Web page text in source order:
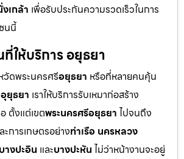
เกล้า เพื่อรับประกันความรวดเร็วในการ
นนี้
ให้บริการ อยุธยา
วัดพระนครศรีอยุธยา หรือที่หลายคนคุ้น
อุยุธยา เราให้บริการรับเหมาก่อสร้าง
ตั้งแต่เขตพระนครศรีอยุธยา ไปจนถึง
การเกษตรอย่างท่าเรือ นครหลวง
างปะอิน และบางปะหัน ไม่ว่าหน้างานจะอยู่